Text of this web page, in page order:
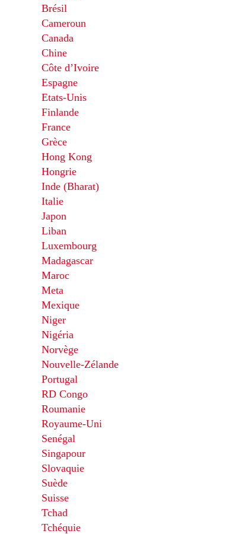
Brésil
Cameroun
Canada
Chine
Côte d’Ivoire
Espagne
Etats-Unis
Finlande
France
Grèce
Hong Kong
Hongrie
Inde (Bharat)
Italie
Japon
Liban
Luxembourg
Madagascar
Maroc
Meta
Mexique
Niger
Nigéria
Norvège
Nouvelle-Zélande
Portugal
RD Congo
Roumanie
Royaume-Uni
Senégal
Singapour
Slovaquie
Suède
Suisse
Tchad
Tchéquie